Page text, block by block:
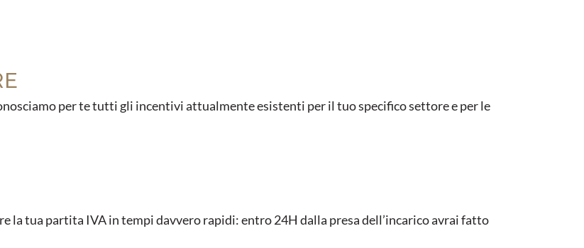
per te tutti gli incentivi attualmente esistenti per il tuo specifico settore e per le
la tua partita IVA in tempi davvero rapidi: entro 24H dalla presa dell’incarico avrai fatto